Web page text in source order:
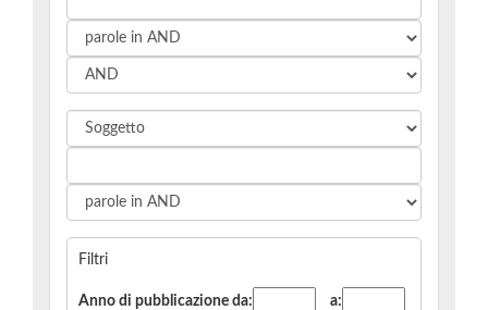
Filtri
Anno di pubblicazione da: a: